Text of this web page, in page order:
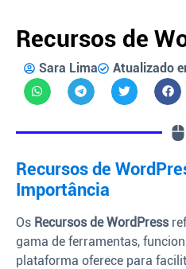
Recursos de
Sara Lima Atualizado
Recursos de
Importância
Os Recursos de WordPress
gama de ferramentas,
plataforma oferece para